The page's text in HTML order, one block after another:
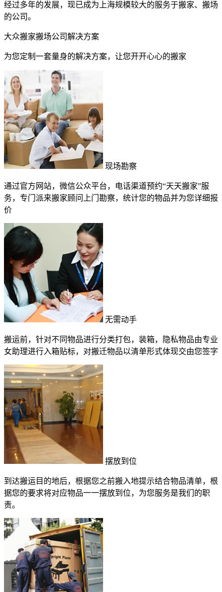
经过多年的发展，现已成为上海规模较大的服务于搬家、搬场
的公司。
大众搬家搬场公司解决方案
为您定制一套量身的解决方案，让您开开心心的搬家
现场勘察
通过官方网站，微信公众平台，电话渠道预约“天天搬家”服
务，专门派来搬家顾问上门勘察，统计您的物品并为您详细报
价
无需动手
搬运前，针对不同物品进行分类打包，装箱，隐私物品由专业
女助理进行入箱贴标，对搬迁物品以清单形式体现交由您签字
摆放到位
到达搬运目的地后，根据您之前搬入地提示结合物品清单，根
据您的要求将对应物品一一摆放到位，为您服务是我们的职
责。